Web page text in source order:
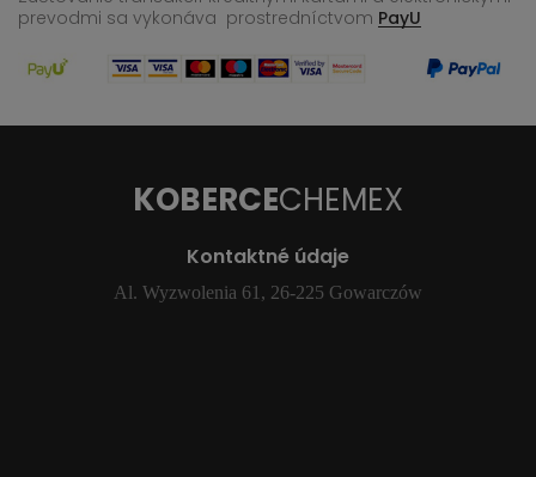
prevodmi sa vykonáva prostredníctvom PayU
KOBERCECHEMEX
Kontaktné údaje
Al. Wyzwolenia 61, 26-225 Gowarczów